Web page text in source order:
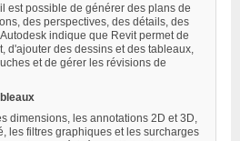
est possible de générer des plans de
des perspectives, des détails, des
indique que Revit permet de
d'ajouter des dessins et des tableaux,
et de gérer les révisions de
dimensions, les annotations 2D et 3D,
les filtres graphiques et les surcharges